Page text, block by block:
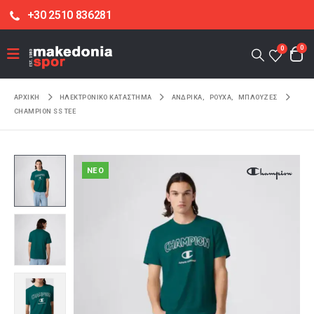
+30 2510 836281
0 0
ΑΡΧΙΚΉ ΗΛΕΚΤΡΟΝΙΚΌ ΚΑΤΆΣΤΗΜΑ ΑΝΔΡΙΚΑ ΡΟΥΧΑ
ΜΠΛΟΥΖΕΣ
CHAMPION SS TEE
NEO